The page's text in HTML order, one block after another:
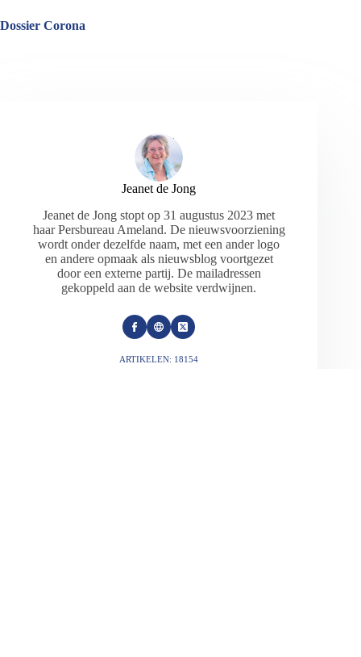
Dossier Corona
Jeanet de Jong
Jeanet de Jong stopt op 31 augustus 2023 met
haar Persbureau Ameland. De nieuwsvoorziening
wordt onder dezelfde naam, met een ander logo
en andere opmaak als nieuwsblog voortgezet
door een externe partij. De mailadressen
gekoppeld aan de website verdwijnen.
ARTIKELEN: 18154